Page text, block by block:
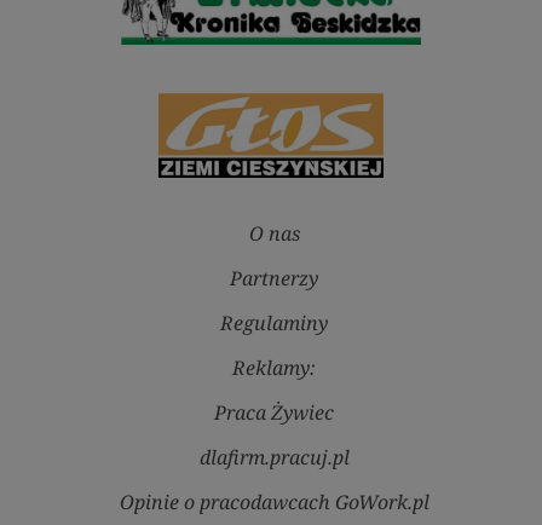
O nas
Partnerzy
Regulaminy
Reklamy:
Praca Żywiec
dlafirm.pracuj.pl
Opinie o pracodawcach GoWork.pl